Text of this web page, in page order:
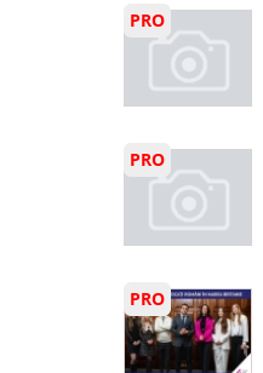
PRO
PRO
PRO